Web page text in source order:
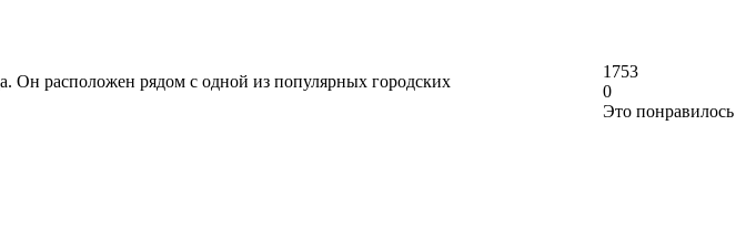
Он расположен рядом с одной из популярных городских
1753
0
Это понравилось